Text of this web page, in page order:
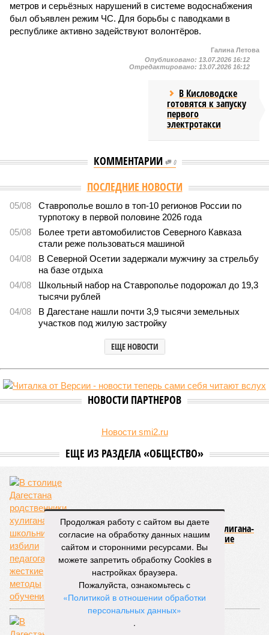
метров и серьёзных нарушений в системе водоснабжения
был объявлен режим ЧС. Для борьбы с паводками в
республике активно задействуют волонтёров.
Галина Летова
Опубликовано: 13.07.2026 16:12
Отредактировано: 13.07.2026 16:12
В Кисловодске
готовятся к запуску
первого
электротакси
КОММЕНТАРИИ 0
ПОСЛЕДНИЕ НОВОСТИ
05/08
Ставрополье вошло в топ-10 регионов России по
турпотоку в первой половине 2026 года
05/08
Более трети автомобилистов Северного Кавказа
стали реже пользоваться машиной
04/08
В Северной Осетии задержали мужчину за стрельбу
на базе отдыха
04/08
Школьный набор на Ставрополье подорожал до 19,3
тысячи рублей
04/08
В Дагестане нашли почти 3,9 тысячи земельных
участков под жилую застройку
ЕЩЕ НОВОСТИ
НОВОСТИ ПАРТНЕРОВ
Новости smi2.ru
ЕЩЕ ИЗ РАЗДЕЛА «ОБЩЕСТВО»
В столице Дагестана родственники хулигана-
школьника избили педагога за жесткие
методы обучения
Продолжая работу с сайтом вы даете
согласие на обработку данных нашим
сайтом и сторонними ресурсами. Вы
можете запретить обработку Cookies в
настройках браузера.
Пожалуйста, ознакомьтесь с
«Политикой в отношении обработки
персональных данных»
.